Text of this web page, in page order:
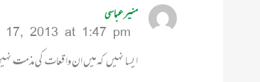
منیر عباسی
17, 2013 at 1:47 pm
ایسا نہیں کہ میں ان واقعات کی مذمت